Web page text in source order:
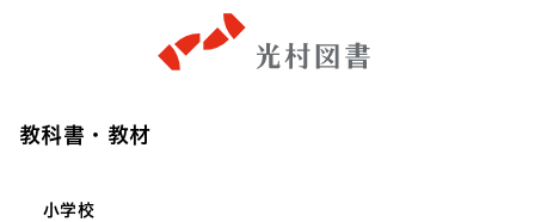
教科書・教材
小学校